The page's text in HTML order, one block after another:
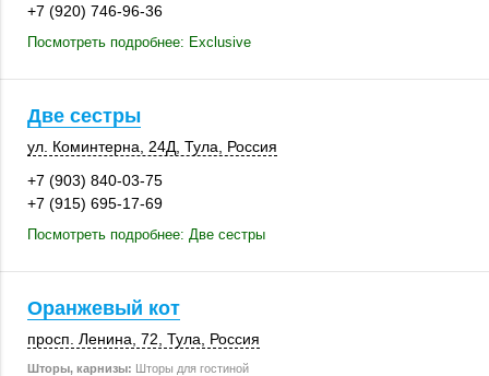
+7 (920) 746-96-36
Посмотреть подробнее: Exclusive
Две сестры
ул. Коминтерна 24Д Тула
Россия
+7 (903) 840-03-75
+7 (915) 695-17-69
Посмотреть подробнее: Две сестры
Оранжевый кот
просп. Ленина, 72 Тула Россия
Шторы, карнизы: Шторы для гостиной